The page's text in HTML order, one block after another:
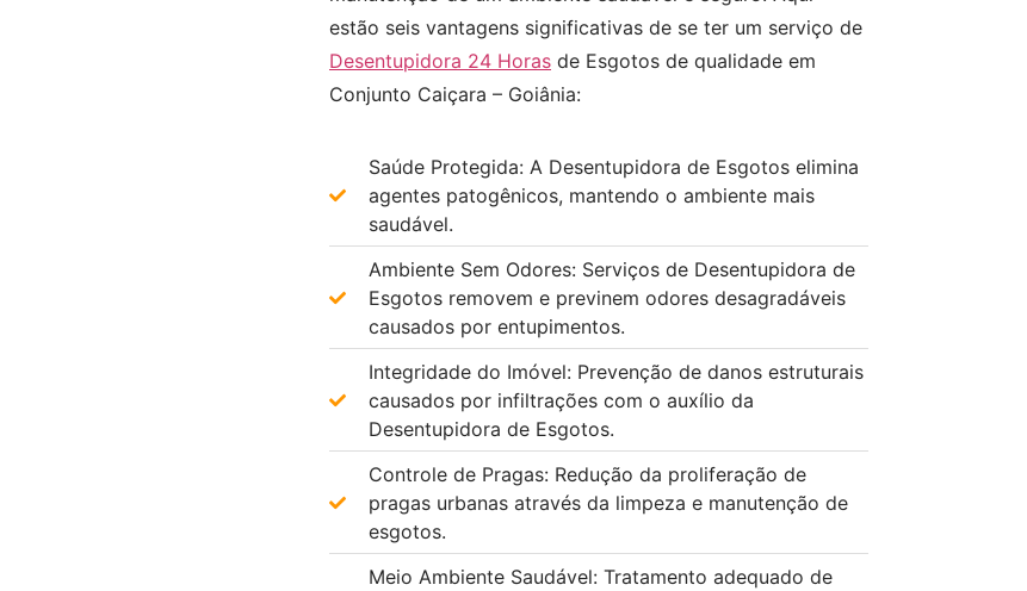
estão seis vantagens significativas de se ter um serviço de
Desentupidora 24 Horas de Esgotos de qualidade em
Conjunto Caiçara – Goiânia:
Saúde Protegida: A Desentupidora de Esgotos elimina
agentes patogênicos, mantendo o ambiente mais
saudável.
Ambiente Sem Odores: Serviços de Desentupidora de
Esgotos removem e previnem odores desagradáveis
causados por entupimentos.
Integridade do Imóvel: Prevenção de danos estruturais
causados por infiltrações com o auxílio da
Desentupidora de Esgotos.
Controle de Pragas: Redução da proliferação de
pragas urbanas através da limpeza e manutenção de
esgotos.
Meio Ambiente Saudável: Tratamento adequado de